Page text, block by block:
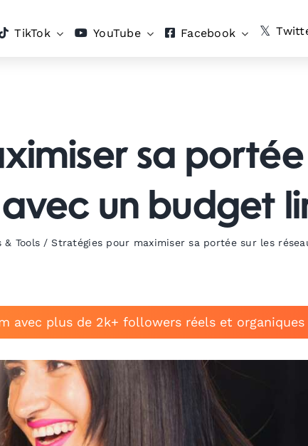
TikTok YouTube Facebook
sa portée
un budget
& Tools / Stratégies pour maximiser sa portée sur les
avec plus de 2k+ followers réels et organiques